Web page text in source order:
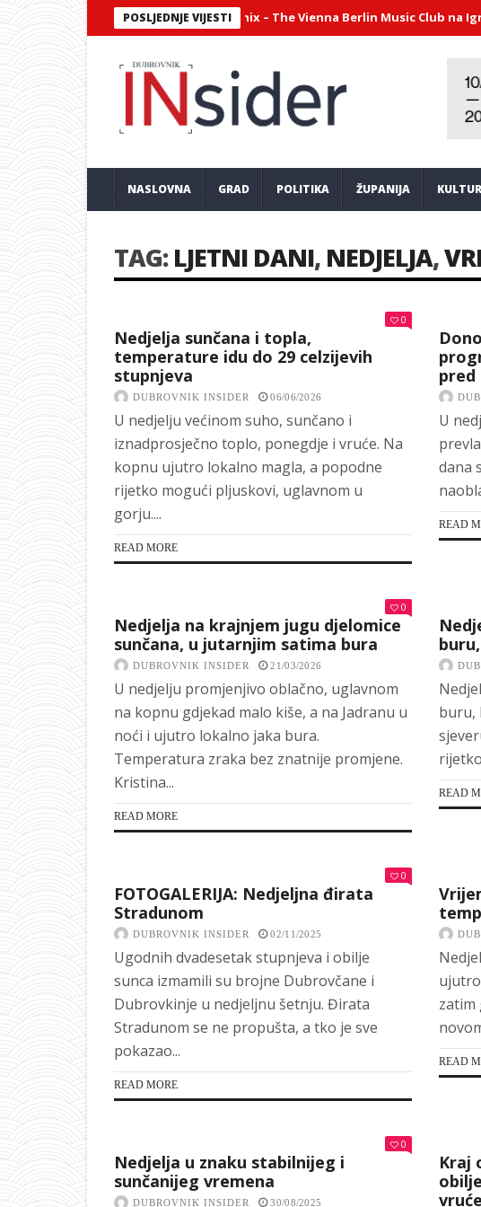
POSLJEDNJE VIJESTI
virtuozni sastav Philharmonix – The Vienna Berlin Music Club na Igrama
NASLOVNA GRAD POLITIKA ŽUPANIJA
TAG:LJETNI DANI, NEDJELJA,
0
Nedjelja sunčana i topla,
temperature idu do 29 celzijevih
stupnjeva
DUBROVNIK INSIDER 06/06/2026
U nedjelju većinom suho, sunčano i
iznadprosječno toplo, ponegdje i vruće. Na
kopnu ujutro lokalno magla, a popodne
rijetko mogući pljuskovi, uglavnom u
gorju....
READ MORE
pred
U
dana
READ
0
Nedjelja na krajnjem jugu djelomice
sunčana, u jutarnjim satima bura
DUBROVNIK INSIDER 21/03/2026
U nedjelju promjenjivo oblačno, uglavnom
na kopnu gdjekad malo kiše, a na Jadranu u
noći i ujutro lokalno jaka bura.
Temperatura zraka bez znatnije promjene.
Kristina...
READ MORE
buru,
READ
0
FOTOGALERIJA: Nedjeljna đirata
Stradunom
DUBROVNIK INSIDER 02/11/2025
Ugodnih dvadesetak stupnjeva i obilje
sunca izmamili su brojne Dubrovčane i
Dubrovkinje u nedjeljnu šetnju. Đirata
Stradunom se ne propušta, a tko je sve
pokazao...
READ MORE
zatim
READ
0
Nedjelja u znaku stabilnijeg i
sunčanijeg vremena
DUBROVNIK INSIDER 30/08/2025
Kraj